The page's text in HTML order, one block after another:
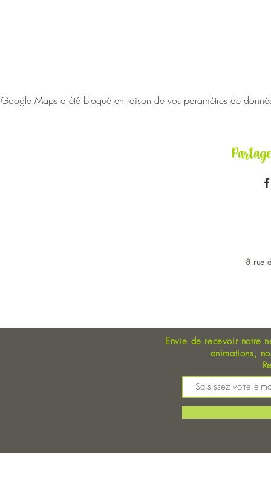
Google Maps a été bloqué en raison de vos paramètres de
8 rue
Envie de recevoir notre
animations,